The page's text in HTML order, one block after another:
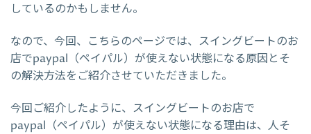
しているのかもしません。
なので、今回、こちらのページでは、スイングビートのお
店でpaypal（ペイパル）が使えない状態になる原因とそ
の解決方法をご紹介させていただきました。
今回ご紹介したように、スイングビートのお店で
paypal（ペイパル）が使えない状態になる理由は、人そ